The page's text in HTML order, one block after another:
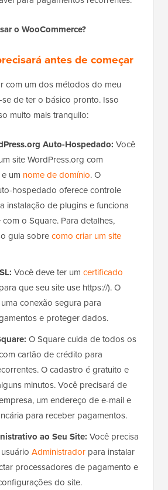
o WooCommerce?
antes de começar
com um dos métodos do meu
de ter o básico pronto. Isso
muito mais tranquilo:
Auto-Hospedado: Você
site WordPress.org com
e um nome de domínio. O
hospedado oferece controle
instalação de plugins e funciona
o Square. Para detalhes,
guia sobrecomo criar um site
Você deve ter um certificado
que seu site use https://). O
conexão segura para
e proteger dados.
O Square cuida de todos os
cartão de crédito para
O cadastro é gratuito e
minutos. Você precisará de
um endereço de e-mail e
para receber pagamentos.
ao Seu Site: Você precisa
Administrador para instalar
processadores de pagamento e
do site.